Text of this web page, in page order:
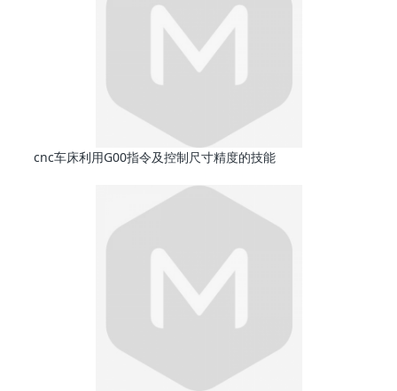
cnc车床利用G00指令及控制尺寸精度的技能